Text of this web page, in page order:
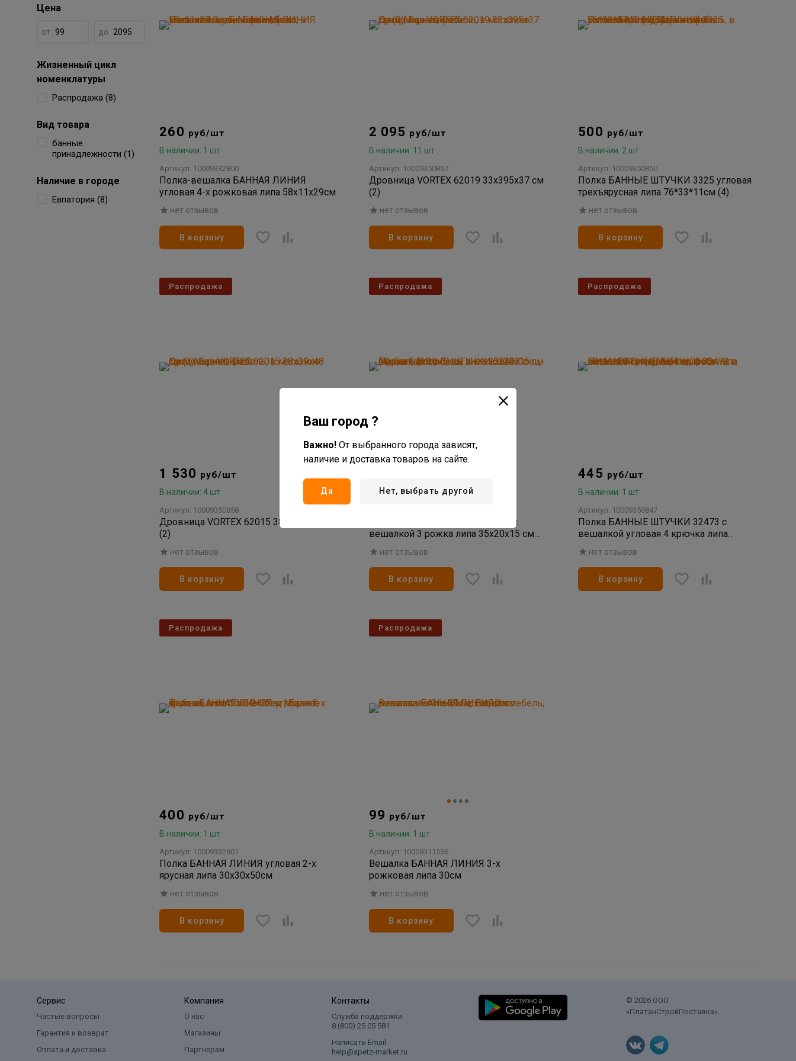
Цена
от до
Жизненный цикл
номенклатуры
Распродажа (8)
Вид товара
банные
принадлежности (1)
Наличие в городе
Евпатория (8)
260 руб/шт
В наличии: 1 шт
Артикул: 10009332800
Полка-вешалка БАННАЯ ЛИНИЯ
угловая 4-х рожковая липа 58x11x29см
нет отзывов
В корзину
2 095 руб/шт
В наличии: 11 шт
Артикул: 10009350857
Дровница VORTEX 62019 33х395х37 см
(2)
нет отзывов
В корзину
500 руб/шт
В наличии: 2 шт
Артикул: 10009350850
Полка БАННЫЕ ШТУЧКИ 3325 угловая
трехъярусная липа 76*33*11см (4)
нет отзывов
В корзину
1 530 руб/шт
В наличии: 4 шт
Артикул: 10009350858
Дровница VORTEX 62015 38х39х48 см
(2)
нет отзывов
В корзину
Распродажа
В наличии: 4 шт
Полка БАННЫЕ ШТУЧКИ 32413 с
вешалкой 3 рожка липа 35х20х15 см
(4)
нет отзывов
В корзину
Распродажа
445 руб/шт
В наличии: 1 шт
Артикул: 10009350847
Полка БАННЫЕ ШТУЧКИ 32473 с
вешалкой угловая 4 крючка липа
58*11*29 см (4)
нет отзывов
В корзину
Распродажа
400 руб/шт
В наличии: 1 шт
Артикул: 10009332801
Полка БАННАЯ ЛИНИЯ угловая 2-х
ярусная липа 30x30x50см
нет отзывов
В корзину
Распродажа
99 руб/шт
В наличии: 1 шт
Артикул: 10009311536
Вешалка БАННАЯ ЛИНИЯ 3-х
рожковая липа 30см
нет отзывов
В корзину
Распродажа
Сервис
Частые вопросы
Гарантия и возврат
Оплата и доставка
Компания
О нас
Магазины
Партнерам
Контакты
Служба поддержки
8 (800) 25 05 581
Написать Email
help@spetz-market.ru
© 2026 ООО
«ПлатанСтройПоставка».
.
Ваш город ?
Важно! От выбранного города зависят,
наличие и доставка товаров на сайте.
Да Нет, выбрать другой